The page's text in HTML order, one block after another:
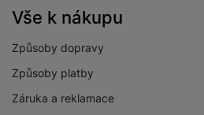
Vše k nákupu
Způsoby dopravy
Způsoby platby
Záruka a reklamace